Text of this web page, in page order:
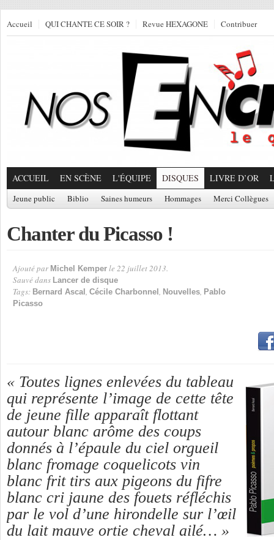
Accueil QUI CHANTE CE SOIR ? Revue HEXAGONE Contribuer
ACCUEIL EN SCÈNE L'ÉQUIPE DISQUES LIVRE D’OR
Jeune public Biblio Saines humeurs Hommages Merci Collègues
Chanter du Picasso !
Ajouté par Michel Kemper le 22 juillet 2013.
Sauvé dans Lancer de disque
Tags: Bernard Ascal , Cécile Charbonnel , Nouvelles, Pablo
Picasso
« Toutes lignes enlevées du tableau
qui représente l’image de cette tête
de jeune fille apparaît flottant
autour blanc arôme des coups
donnés à l’épaule du ciel orgueil
blanc fromage coquelicots vin
blanc frit tirs aux pigeons du fifre
blanc cri jaune des fouets réfléchis
par le vol d’une hirondelle sur l’œil
du lait mauve ortie cheval ailé… »